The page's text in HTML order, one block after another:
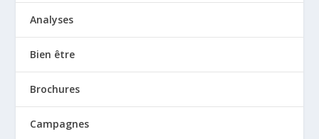
Analyses
Bien être
Brochures
Campagnes